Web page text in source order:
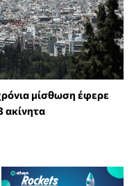
μίσθωση έφερε
ακίνητα